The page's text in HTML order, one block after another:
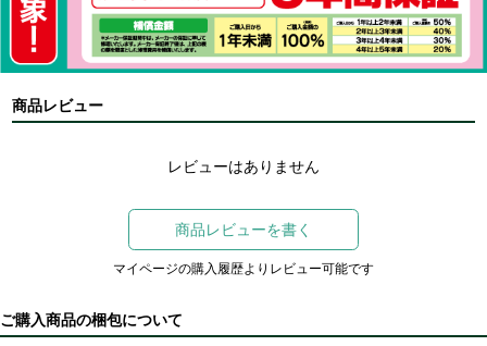
商品レビュー
レビューはありません
商品レビューを書く
マイページの購入履歴よりレビュー可能です
ご購入商品の梱包について